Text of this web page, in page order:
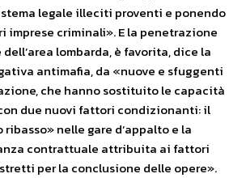
legale illeciti proventi e ponendo
imprese criminali». E la penetrazione
lombarda, è favorita, dice la
antimafia, da «nuove e sfuggenti
che hanno sostituito le capacità
due nuovi fattori condizionanti: il
ribasso» nelle gare d’appalto e la
contrattuale attribuita ai fattori
per la conclusione delle opere».